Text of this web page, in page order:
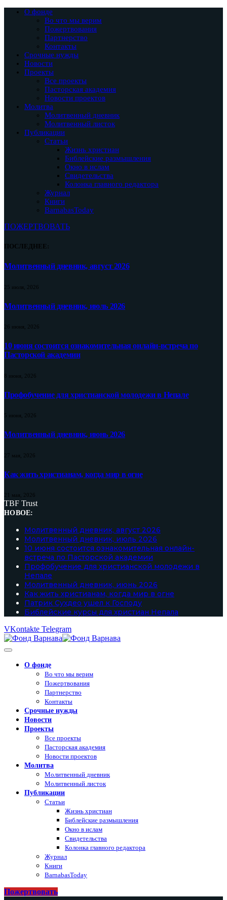
О фонде
Во что мы верим
Пожертвования
Партнерство
Контакты
Срочные нужды
Новости
Проекты
Все проекты
Пасторская академия
Новости проектов
Молитва
Молитвенный дневник
Молитвенный листок
Публикации
Статьи
Жизнь христиан
Библейские размышления
Окно в ислам
Свидетельства
Колонка главного редактора
Журнал
Книги
BarnabasToday
ПОЖЕРТВОВАТЬ
ПОСЛЕДНЕЕ:
Молитвенный дневник, август 2026
25 июля, 2026
Молитвенный дневник, июль 2026
26 июня, 2026
10 июня состоится ознакомительная онлайн-встреча по
Пасторской академии
8 июня, 2026
Профобучение для христианской молодежи в Непале
5 июня, 2026
Молитвенный дневник, июнь 2026
27 мая, 2026
Как жить христианам, когда мир в огне
21 мая, 2026
TBF Trust
НОВОЕ:
Молитвенный дневник, август 2026
Молитвенный дневник, июль 2026
10 июня состоится ознакомительная онлайн-
встреча по Пасторской академии
Профобучение для христианской молодежи в
Непале
Молитвенный дневник, июнь 2026
Как жить христианам, когда мир в огне
Патрик Сухдео ушел к Господу
Библейские курсы для христиан Непала
VKontakte Telegram
О фонде
Во что мы верим
Пожертвования
Партнерство
Контакты
Срочные нужды
Новости
Проекты
Все проекты
Пасторская академия
Новости проектов
Молитва
Молитвенный дневник
Молитвенный листок
Публикации
Статьи
Жизнь христиан
Библейские размышления
Окно в ислам
Свидетельства
Колонка главного редактора
Журнал
Книги
BarnabasToday
Пожертвовать